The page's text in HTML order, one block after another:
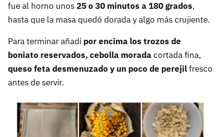
fue al horno unos 25 o 30 minutos a 180 grados,
hasta que la masa quedó dorada y algo más crujiente.
Para terminar añadí por encima los trozos de
boniato reservados, cebolla moradacortada fina,
queso feta desmenuzado y un poco de perejilfresco
antes de servir.